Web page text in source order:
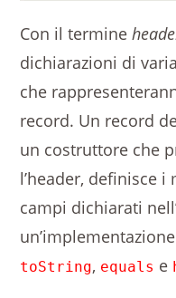
Con il termine
dichiarazioni di
che
record. Un record
un costruttore che
l’header, definisce
campi dichiarati
toString, equals e